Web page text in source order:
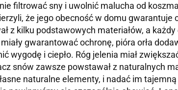
filtrować sny i uwolnić malucha od
że jego obecność w domu gwarantuje
z kilku podstawowych materiałów, a każdy
gwarantować ochronę, pióra orła
wygodę i ciepło. Róg jelenia miał
snów zawsze powstawał z naturalnych
naturalne elementy, i nadać im